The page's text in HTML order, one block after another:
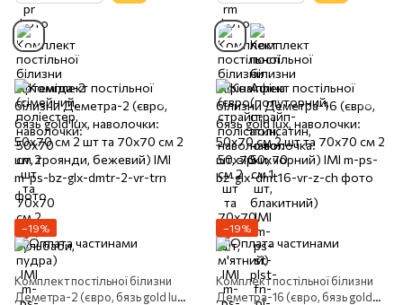
−19%
Комплект постільної білизни
Деметра-2 (євро, бязь gold lux,
−19%
Комплект постільної білизни
Деметра-16 (євро, бязь gold